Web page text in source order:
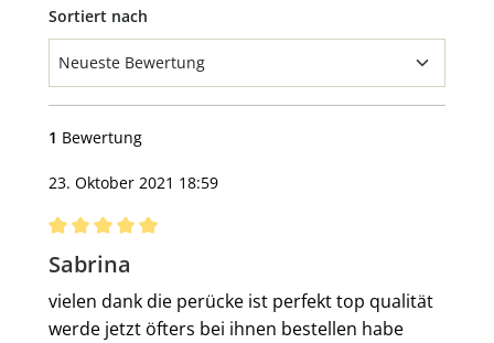
Sortiert nach
1 Bewertung
23. Oktober 2021 18:59
Bewertung mit 5 von 5 Sternen
Sabrina
vielen dank die perücke ist perfekt top qualität
werde jetzt öfters bei ihnen bestellen habe